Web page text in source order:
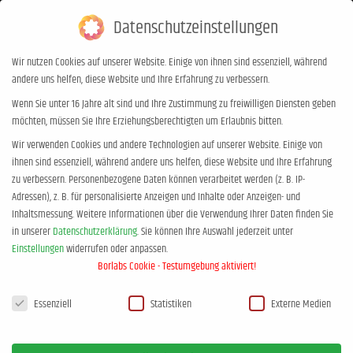
0,00€
Archives:EKIZ Gleisdorf
Sie befinden sich hier:
Start
Events by this organizer
Datenschutzeinstellungen
Wir nutzen Cookies auf unserer Website. Einige von ihnen sind essenziell, während
andere uns helfen, diese Website und Ihre Erfahrung zu verbessern.
Wenn Sie unter 16 Jahre alt sind und Ihre Zustimmung zu freiwilligen Diensten geben
möchten, müssen Sie Ihre Erziehungsberechtigten um Erlaubnis bitten.
Wir verwenden Cookies und andere Technologien auf unserer Website. Einige von
ihnen sind essenziell, während andere uns helfen, diese Website und Ihre Erfahrung
zu verbessern.Personenbezogene Daten können verarbeitet werden (z. B. IP-
Adressen), z. B. für personalisierte Anzeigen und Inhalte oder Anzeigen- und
Inhaltsmessung.Weitere Informationen über die Verwendung Ihrer Daten finden Sie
in unsererDatenschutzerklärung.Sie können Ihre Auswahl jederzeit unter
Einstellungenwiderrufen oder anpassen.
Borlabs Cookie - Testumgebung aktiviert!
Datenschutzeinstellungen
Essenziell Statistiken Externe Medien